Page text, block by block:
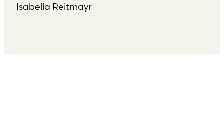
Isabella Reitmayr